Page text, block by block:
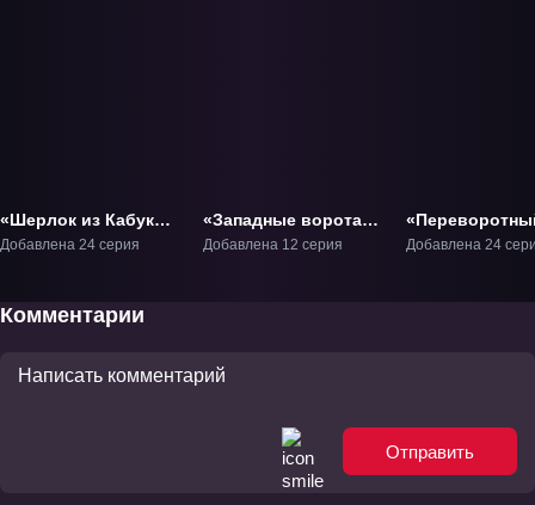
«Шерлок из Кабуки-
тё» ТВ-1
Добавлена 24 серия
«Западные ворота
парка Икэбукуро»
Добавлена 12 серия
суд» ТВ-1
Добавлена 24
Комментарии
Отправить